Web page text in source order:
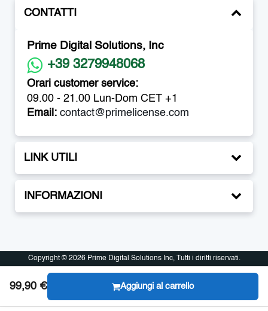
99,90 € Aggiungi al carrello
CONTATTI
Prime Digital Solutions, Inc
+39 3279948068
Orari customer service:
09.00 - 21.00 Lun-Dom CET +1
Email: contact@primelicense.com
LINK UTILI
INFORMAZIONI
Copyright © 2026 Prime Digital Solutions Inc, Tutti i diritti riservati.
Copyright © 2026 Prime Digital Solutions Inc, Tutti i diritti riservati.